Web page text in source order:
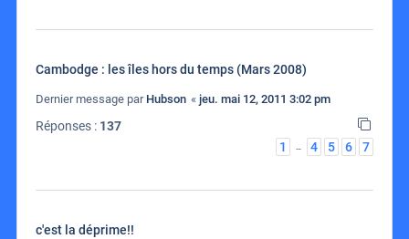
Cambodge : les îles hors du temps (Mars 2008)
Dernier message par Hubson « jeu. mai 12, 2011 3:02 pm
Réponses : 137
1
4 5 6 7
c'est la déprime!!